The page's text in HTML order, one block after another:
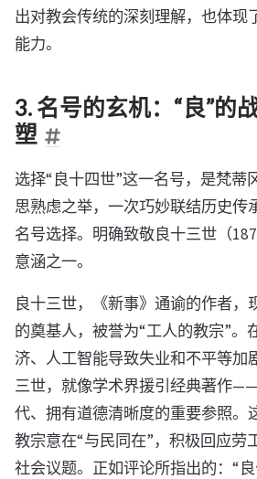
出对教会传统的深刻理解，也体现
能力。
3. 名号的玄机：“良”的
塑
选择“良十四世”这一名号，是梵蒂
思熟虑之举，一次巧妙联结历史传
名号选择。明确致敬良十三世（
意涵之一。
良十三世，《新事》通谕的作者，
的奠基人，被誉为“工人的教宗”。
济、人工智能导致失业和不平等加
三世，就像学术界援引经典著作
代、拥有道德清晰度的重要参照。
教宗意在“与民同在”，积极回应劳
社会议题。正如评论所指出的：“